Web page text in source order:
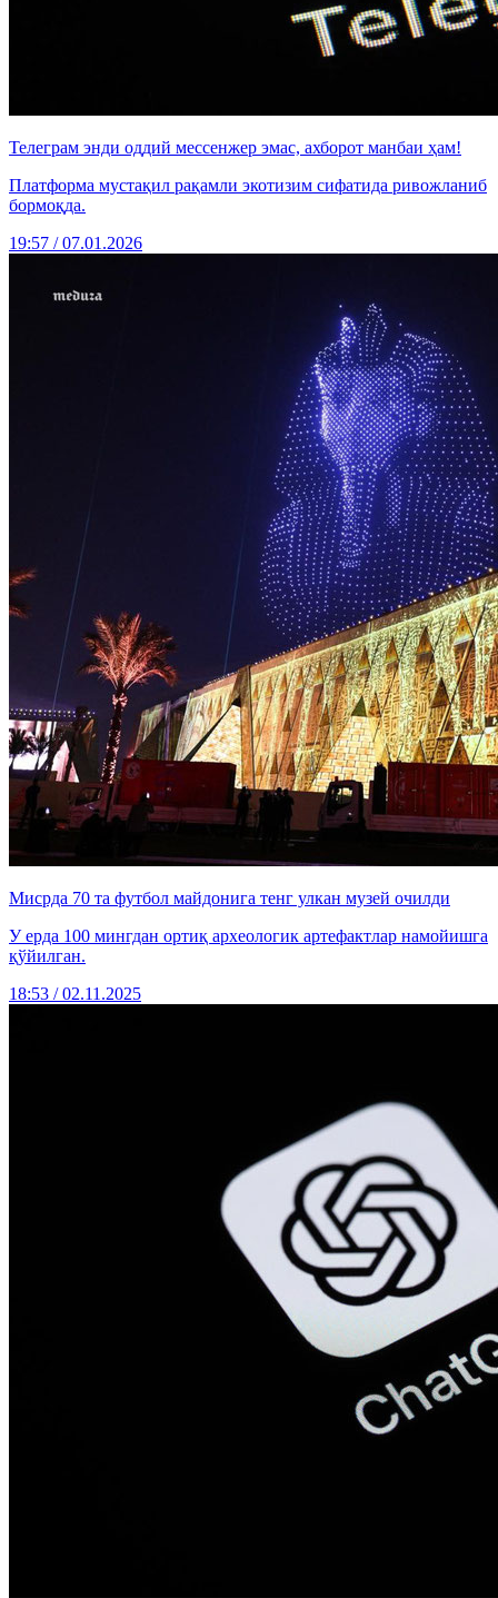
Телеграм энди оддий мессенжер эмас, ахборот манбаи ҳам!
Платформа мустақил рақамли экотизим сифатида ривожланиб
бормоқда.
19:57 / 07.01.2026
Мисрда 70 та футбол майдонига тенг улкан музей очилди
У ерда 100 мингдан ортиқ археологик артефактлар намойишга
қўйилган.
18:53 / 02.11.2025